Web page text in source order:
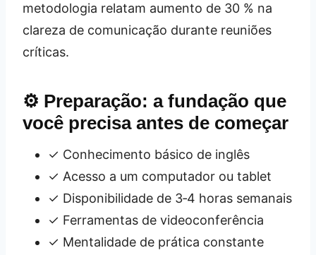
metodologia relatam aumento de 30 % na
clareza de comunicação durante reuniões
críticas.
⚙️ Preparação: a fundação que
você precisa antes de começar
✓ Conhecimento básico de inglês
✓ Acesso a um computador ou tablet
✓ Disponibilidade de 3‑4 horas semanais
✓ Ferramentas de videoconferência
✓ Mentalidade de prática constante